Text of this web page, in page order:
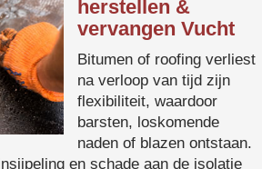
herstellen &
vervangen Vucht
Bitumen of roofing verliest
na verloop van tijd zijn
flexibiliteit, waardoor
barsten, loskomende
naden of blazen ontstaan.
en schade aan de isolatie